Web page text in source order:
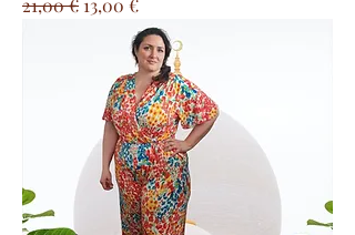
21,00 € 13,00 €